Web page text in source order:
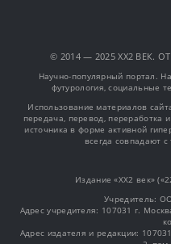
© 2014 — 2025 XX2 ВЕК.
Научно-популярный портал.
футурология, социальные
Использование материалов
передача, перевод, переработка
источника в форме активной
всегда совпадают
Издание «XX2 век»
Учредитель:
Адрес учредителя: 107031 г.
Адрес издателя и редакции: